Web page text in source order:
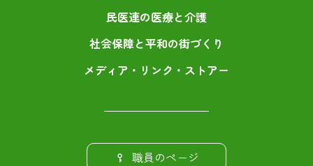
民医連の医療と介護
社会保障と平和の街づくり
メディア・リンク・ストアー
職員のページ